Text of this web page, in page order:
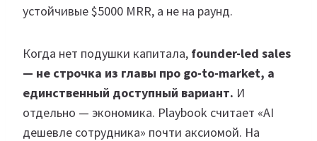
устойчивые $5000 MRR, а не на раунд.
Когда нет подушки капитала, founder-led sales
— не строчка из главы про go-to-market, а
единственный доступный вариант. И
отдельно — экономика. Playbook считает «AI
дешевле сотрудника» почти аксиомой. На